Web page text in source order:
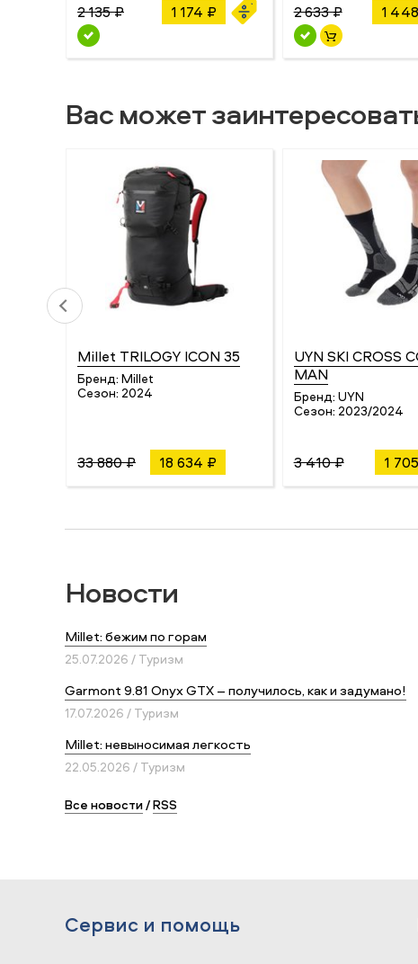
2 135 ₽ 1 174 ₽ 2 633 ₽ 1
Вас может
Millet TRILOGY ICON 35
Бренд: Millet
Сезон: 2024
33 880 ₽ 18 634 ₽
UYN SKI CROSS
MAN
Бренд: UYN
Сезон: 2023/2024
3 410 ₽ 1
Новости
Millet: бежим по горам
25.07.2026 / Туризм
Garmont 9.81 Onyx GTX – получилось, как и задумано!
17.07.2026 / Туризм
Millet: невыносимая легкость
22.05.2026 / Туризм
Все новости/RSS
Сервис и помощь